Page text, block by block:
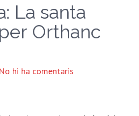
La santa
Orthanc
No hi ha comentaris